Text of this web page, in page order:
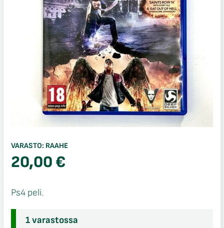
VARASTO: RAAHE
20,00€
Ps4 peli.
1 varastossa